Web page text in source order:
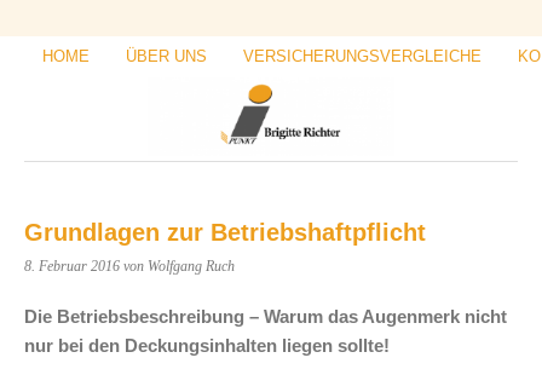
HOME ÜBER UNS VERSICHERUNGSVERGLEICHE
Grundlagen zur Betriebshaftpflicht
8. Februar 2016 von Wolfgang Ruch
Die Betriebsbeschreibung – Warum das Augenmerk nicht
nur bei den Deckungsinhalten liegen sollte!